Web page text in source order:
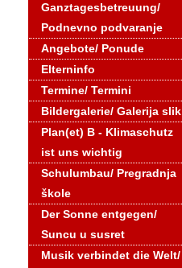
Ganztagesbetreuung/
Podnevno podvaranje
Angebote/ Ponude
Elterninfo
Termine/ Termini
Bildergalerie/ Galerija slik
Plan(et) B - Klimaschutz
ist uns wichtig
Schulumbau/ Pregradnja
škole
Der Sonne entgegen/
Suncu u susret
Musik verbindet die Welt/